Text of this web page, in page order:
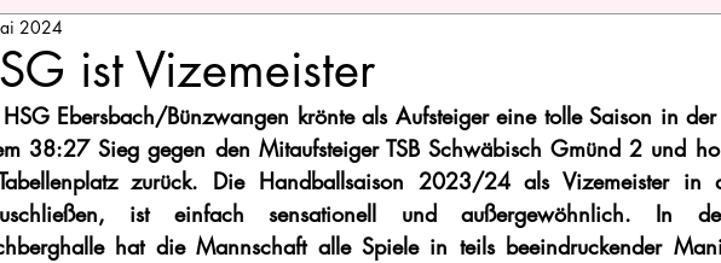
ist Vizemeister
2024
HSG Ebersbach/Bünzwangen krönte als Aufsteiger eine tolle Saison in
38:27 Sieg gegen den Mitaufsteiger TSB Schwäbisch Gmünd 2 und
zurück. Die Handballsaison 2023/24 als Vizemeister in
ist einfach sensationell und außergewöhnlich. In
hat die Mannschaft alle Spiele in teils beeindruckender